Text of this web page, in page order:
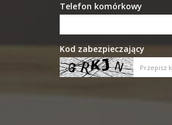
Telefon komórkowy
Kod zabezpieczający